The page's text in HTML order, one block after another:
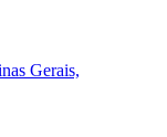
Gerais,